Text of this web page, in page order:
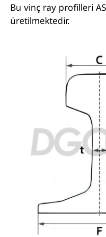
Bu vinç ray profilleri
üretilmektedir.